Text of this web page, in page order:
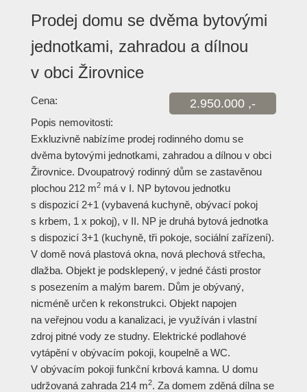
Prodej domu se dvěma bytovými
jednotkami, zahradou a dílnou
v obci Žirovnice
Cena: 2.950.000 ,-
Popis nemovitosti:
Exkluzivně nabízíme prodej rodinného domu se
dvěma bytovými jednotkami, zahradou a dílnou v obci
Žirovnice. Dvoupatrový rodinný dům se zastavěnou
plochou 212 m2 má v I. NP bytovou jednotku
s dispozicí 2+1 (vybavená kuchyně, obývací pokoj
s krbem, 1 x pokoj), v II. NP je druhá bytová jednotka
s dispozicí 3+1 (kuchyně, tři pokoje, sociální zařízení).
V domě nová plastová okna, nová plechová střecha,
dlažba. Objekt je podsklepený, v jedné části prostor
s posezením a malým barem. Dům je obývaný,
nicméně určen k rekonstrukci. Objekt napojen
na veřejnou vodu a kanalizaci, je využíván i vlastní
zdroj pitné vody ze studny. Elektrické podlahové
vytápění v obývacím pokoji, koupelně a WC.
V obývacím pokoji funkční krbová kamna. U domu
udržovaná zahrada 214 m2. Za domem zděná dílna se